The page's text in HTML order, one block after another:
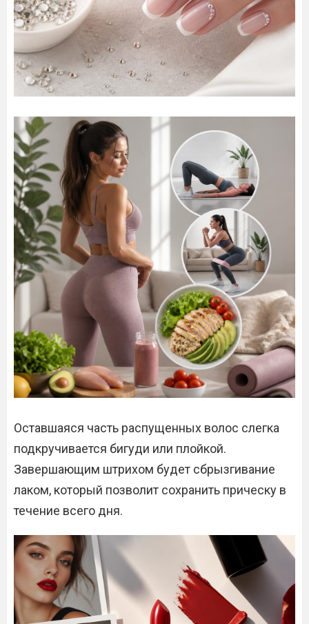
Оставшаяся часть распущенных волос слегка
подкручивается бигуди или плойкой.
Завершающим штрихом будет сбрызгивание
лаком, который позволит сохранить прическу в
течение всего дня.